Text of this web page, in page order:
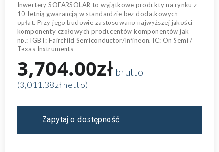
Inwertery SOFARSOLAR to wyjątkowe produkty na rynku z
10-letnią gwarancją w standardzie bez dodatkowych
opłat. Przy jego budowie zastosowano najwyższej jakości
komponenty czołowych producentów komponentów jak
np.: IGBT: Fairchild Semiconductor/Infineon, IC: On Semi /
Texas Instruments
3,704.00złbrutto
(3,011.38zł netto)
Zapytaj o dostępność